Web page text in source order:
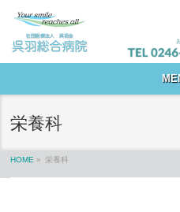
栄養科
HOME » 栄養科